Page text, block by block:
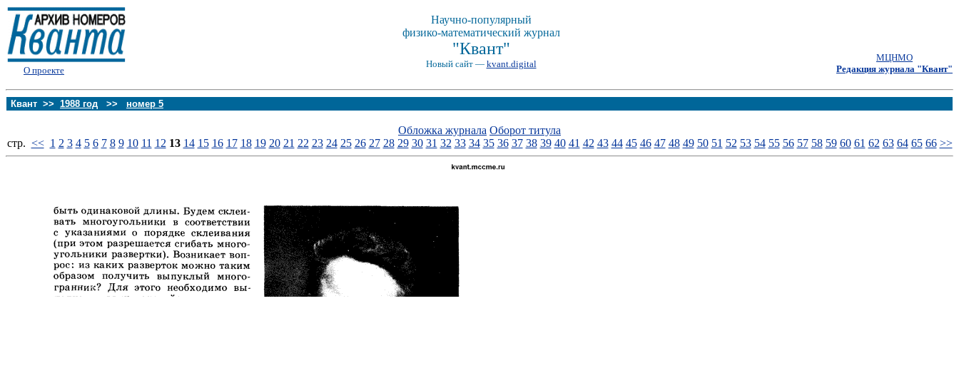
О проекте
Научно-популярный
физико-математический журнал
"Квант"
Новый сайт — kvant.digital
МЦНМО
Редакция журнала "Квант"
Квант >> 1988 год >> номер 5
Обложка журнала Оборот титула
стp. << 1 2 3 4 5 6 7 8 9 10 11 12 13 14 15 16 17 18 19 20 21 22 23 24 25 26 27 28 29 30 31 32 33 34 35 36 37 38 39 40 41 42 43 44 45 46 47 48 49 50 51 52 53 54 55 56 57 58 59 60 61 62 63 64 65 66 >>